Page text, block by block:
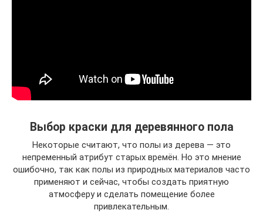
Выбор краски для деревянного пола
Некоторые считают, что полы из дерева — это
непременный атрибут старых времён. Но это мнение
ошибочно, так как полы из природных материалов часто
применяют и сейчас, чтобы создать приятную
атмосферу и сделать помещение более
привлекательным.